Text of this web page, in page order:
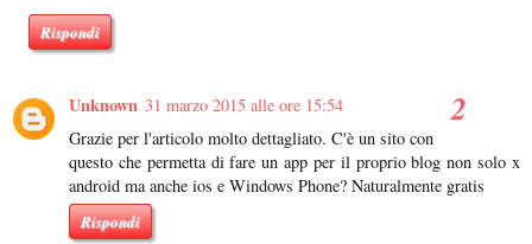
Rispondi
Unknown 31 marzo 2015 alle ore 15:54
Grazie per l'articolo molto dettagliato. C'è un sito con
questo che permetta di fare un app per il proprio blog non solo x
android ma anche ios e Windows Phone? Naturalmente gratis
Rispondi